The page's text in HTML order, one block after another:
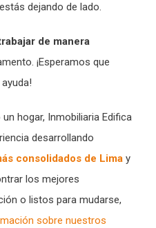
dejando de lado.
de manera
¡Esperamos que
hogar, Inmobiliaria Edifica
desarrollando
consolidados de Lima y
los mejores
o listos para mudarse,
sobre nuestros